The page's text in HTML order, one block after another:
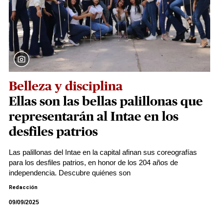
Belleza y disciplina
Ellas son las bellas palillonas que
representarán al Intae en los
desfiles patrios
Las palillonas del Intae en la capital afinan sus coreografías
para los desfiles patrios, en honor de los 204 años de
independencia. Descubre quiénes son
Redacción
09/09/2025